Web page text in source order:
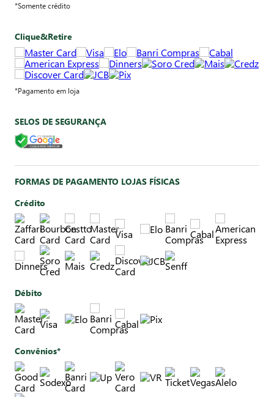
*Somente crédito
Clique&Retire
*Pagamento em loja
SELOS DE SEGURANÇA
FORMAS DE PAGAMENTO LOJAS FÍSICAS
Crédito
Débito
Convênios*